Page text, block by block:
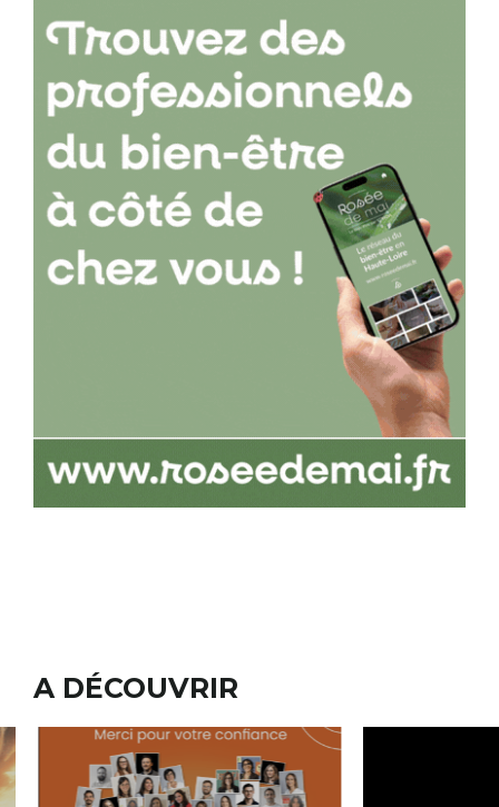
A DÉCOUVRIR